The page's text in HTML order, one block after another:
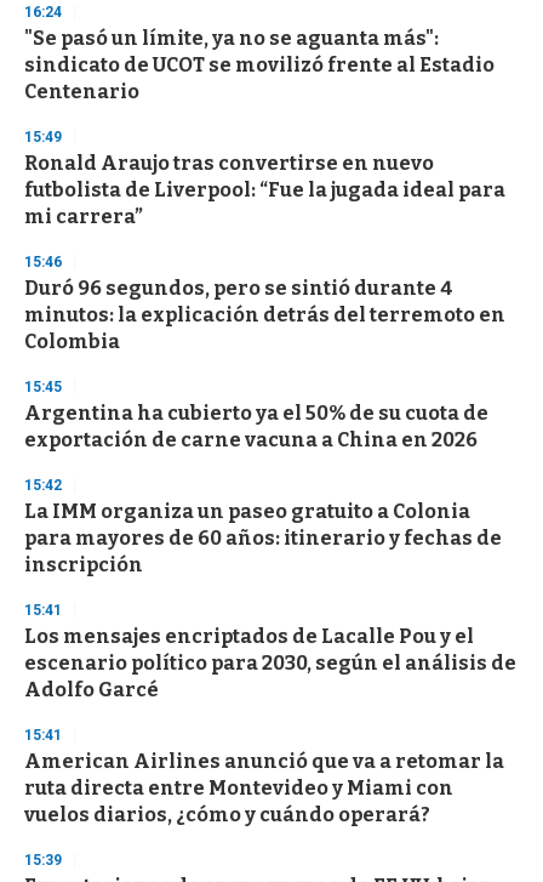
d
s
o
f
3
s
e
c
o
n
16:24
"Se pasó un límite, ya no se aguanta más":
sindicato de UCOT se movilizó frente al Estadio
Centenario
15:49
Ronald Araujo tras convertirse en nuevo
futbolista de Liverpool: “Fue la jugada ideal para
mi carrera”
15:46
Duró 96 segundos, pero se sintió durante 4
minutos: la explicación detrás del terremoto en
Colombia
15:45
Argentina ha cubierto ya el 50% de su cuota de
exportación de carne vacuna a China en 2026
15:42
La IMM organiza un paseo gratuito a Colonia
para mayores de 60 años: itinerario y fechas de
inscripción
15:41
Los mensajes encriptados de Lacalle Pou y el
escenario político para 2030, según el análisis de
Adolfo Garcé
15:41
American Airlines anunció que va a retomar la
ruta directa entre Montevideo y Miami con
vuelos diarios, ¿cómo y cuándo operará?
15:39